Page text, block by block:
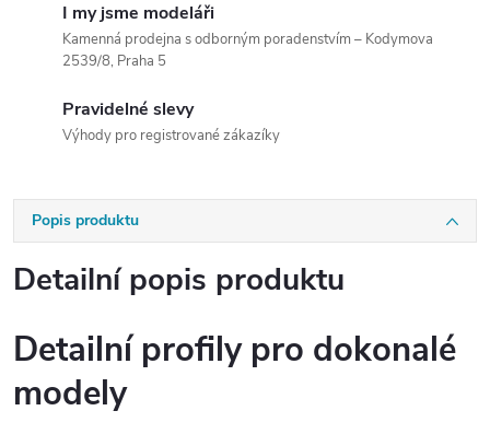
I my jsme modeláři
Kamenná prodejna s odborným poradenstvím – Kodymova
2539/8, Praha 5
Pravidelné slevy
Výhody pro registrované zákazíky
Popis produktu
Detailní popis produktu
Detailní profily pro dokonalé
modely